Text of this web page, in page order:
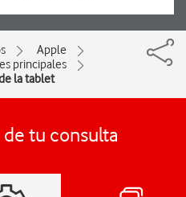
Apple
principales
la tablet
tu consulta